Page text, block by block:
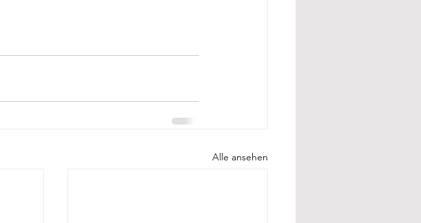
Alle ansehen